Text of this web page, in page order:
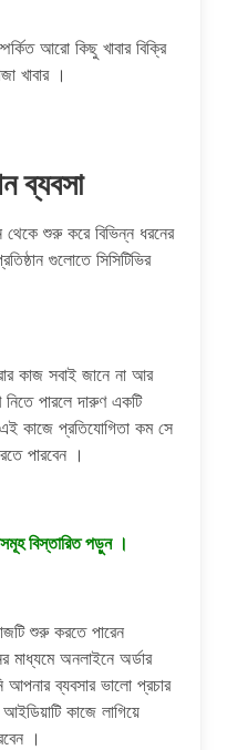
আরো কিছু খাবার বিক্রি
খাবার ।
ব্যবসা
থেকে শুরু করে বিভিন্ন ধরনের
গুলোতে সিসিটিভির
কাজ সবাই জানে না আর
পারলে দারুণ একটি
কাজে প্রতিযোগিতা কম সে
পারবেন ।
বিস্তারিত পড়ুন ।
শুরু করতে পারেন
মাধ্যমে অনলাইনে অর্ডার
আপনার ব্যবসার ভালো প্রচার
কাজে লাগিয়ে
।